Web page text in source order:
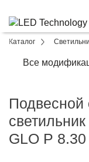
Каталог
Все
Подвесной
светильник
GLO P